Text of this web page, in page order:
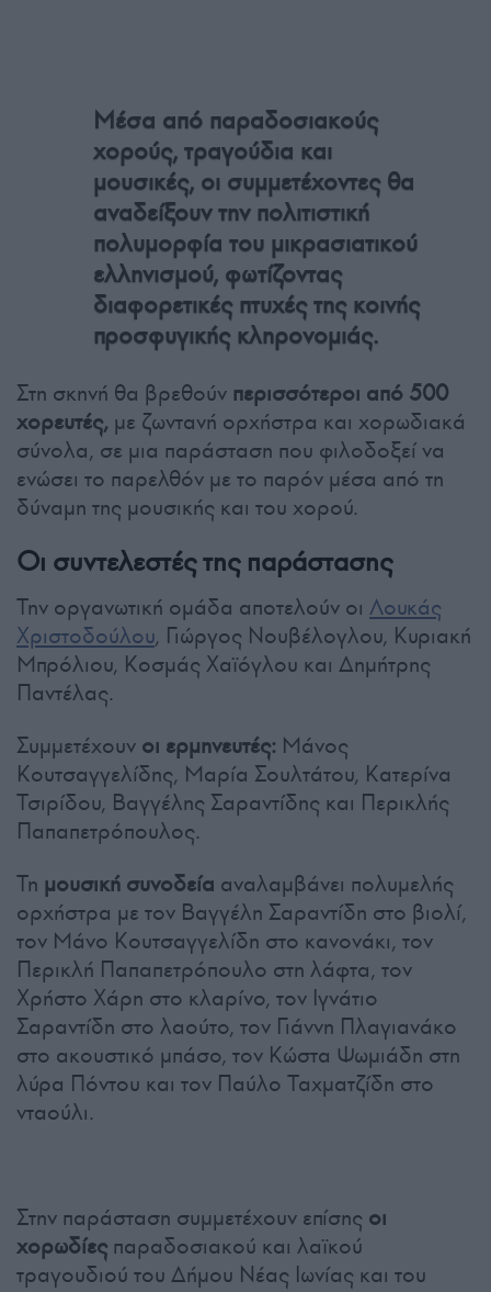
Μέσα από παραδοσιακούς
χορούς, τραγούδια και
μουσικές, οι συμμετέχοντες θα
αναδείξουν την πολιτιστική
πολυμορφία του μικρασιατικού
ελληνισμού, φωτίζοντας
διαφορετικές πτυχές της κοινής
προσφυγικής κληρονομιάς.
Στη σκηνή θα βρεθούν περισσότεροι από 500
χορευτές, με ζωντανή ορχήστρα και χορωδιακά
σύνολα, σε μια παράσταση που φιλοδοξεί να
ενώσει το παρελθόν με το παρόν μέσα από τη
δύναμη της μουσικής και του χορού.
Οι συντελεστές της παράστασης
Την οργανωτική ομάδα αποτελούν οι Λουκάς
Χριστοδούλου, Γιώργος Νουβέλογλου, Κυριακή
Μπρόλιου, Κοσμάς Χαϊόγλου και Δημήτρης
Παντέλας.
Συμμετέχουν οι ερμηνευτές: Μάνος
Κουτσαγγελίδης, Μαρία Σουλτάτου, Κατερίνα
Τσιρίδου, Βαγγέλης Σαραντίδης και Περικλής
Παπαπετρόπουλος.
Τη μουσική συνοδεία αναλαμβάνει πολυμελής
ορχήστρα με τον Βαγγέλη Σαραντίδη στο βιολί,
τον Μάνο Κουτσαγγελίδη στο κανονάκι, τον
Περικλή Παπαπετρόπουλο στη λάφτα, τον
Χρήστο Χάρη στο κλαρίνο, τον Ιγνάτιο
Σαραντίδη στο λαούτο, τον Γιάννη Πλαγιανάκο
στο ακουστικό μπάσο, τον Κώστα Ψωμιάδη στη
λύρα Πόντου και τον Παύλο Ταχματζίδη στο
νταούλι.
Στην παράσταση συμμετέχουν επίσης οι
χορωδίεςπαραδοσιακού και λαϊκού
τραγουδιού του Δήμου Νέας Ιωνίας και του